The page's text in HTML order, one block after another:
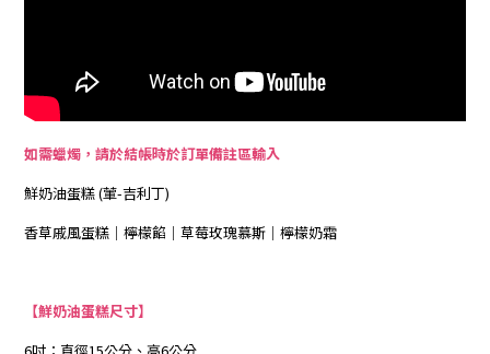
如需蠟燭，請於結帳時於訂單備註區輸入
鮮奶油蛋糕 (葷-吉利丁)
香草戚風蛋糕｜檸檬餡｜草莓玫瑰慕斯｜檸檬奶霜
【鮮奶油蛋糕尺寸】